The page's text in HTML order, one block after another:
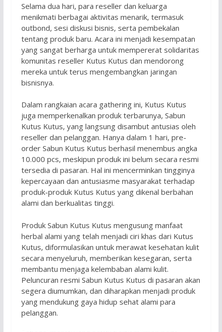
Selama dua hari, para reseller dan keluarga
menikmati berbagai aktivitas menarik, termasuk
outbond, sesi diskusi bisnis, serta pembekalan
tentang produk baru. Acara ini menjadi kesempatan
yang sangat berharga untuk mempererat solidaritas
komunitas reseller Kutus Kutus dan mendorong
mereka untuk terus mengembangkan jaringan
bisnisnya.
Dalam rangkaian acara gathering ini, Kutus Kutus
juga memperkenalkan produk terbarunya, Sabun
Kutus Kutus, yang langsung disambut antusias oleh
reseller dan pelanggan. Hanya dalam 1 hari, pre-
order Sabun Kutus Kutus berhasil menembus angka
10.000 pcs, meskipun produk ini belum secara resmi
tersedia di pasaran. Hal ini mencerminkan tingginya
kepercayaan dan antusiasme masyarakat terhadap
produk-produk Kutus Kutus yang dikenal berbahan
alami dan berkualitas tinggi.
Produk Sabun Kutus Kutus mengusung manfaat
herbal alami yang telah menjadi ciri khas dari Kutus
Kutus, diformulasikan untuk merawat kesehatan kulit
secara menyeluruh, memberikan kesegaran, serta
membantu menjaga kelembaban alami kulit.
Peluncuran resmi Sabun Kutus Kutus di pasaran akan
segera diumumkan, dan diharapkan menjadi produk
yang mendukung gaya hidup sehat alami para
pelanggan.